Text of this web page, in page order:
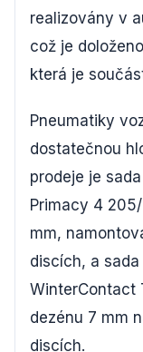
realizovány v
což je
která je
Pneumatiky
dostatečnou
prodeje je
Primacy 4
mm,
discích, a
WinterContact
dezénu 7 mm
discích.